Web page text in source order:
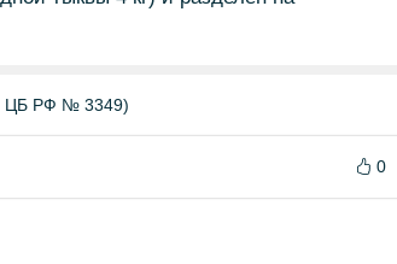
ЦБ РФ № 3349)
0